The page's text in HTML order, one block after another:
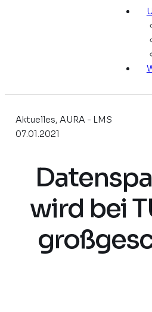
Aktuelles, AURA - LMS
07.01.2021
wird bei